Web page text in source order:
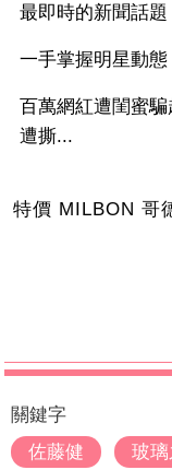
最即時的新聞話
一手掌握明星動
百萬網紅遭閨蜜
遭撕...
特價 MILBON 哥
關鍵字
佐藤健
玻